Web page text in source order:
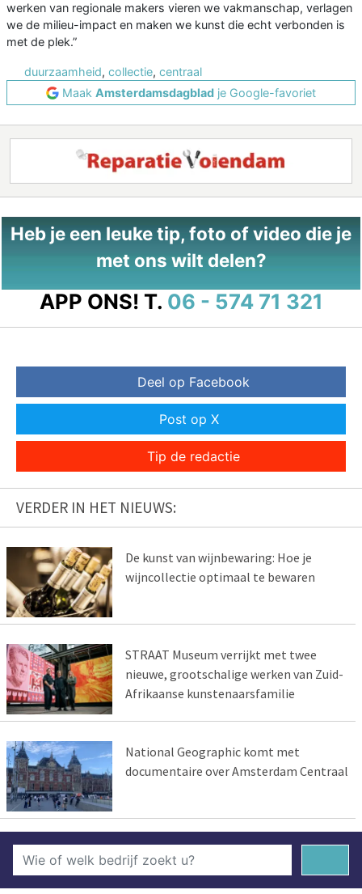
werken van regionale makers vieren we vakmanschap, verlagen
we de milieu-impact en maken we kunst die echt verbonden is
met de plek.”
duurzaamheid, collectie, centraal
Maak Amsterdamsdagblad je Google-favoriet
Heb je een leuke tip, foto of video die je
met ons wilt delen?
APP ONS! T. 06 - 574 71 321
Deel op Facebook
Post op X
Tip de redactie
VERDER IN HET NIEUWS:
De kunst van wijnbewaring: Hoe je
wijncollectie optimaal te bewaren
STRAAT Museum verrijkt met twee
nieuwe, grootschalige werken van Zuid-
Afrikaanse kunstenaarsfamilie
National Geographic komt met
documentaire over Amsterdam Centraal